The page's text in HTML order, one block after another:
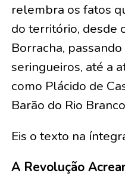
relembra os fatos
do território, desde
Borracha,
seringueiros, até a
como Plácido de
Barão do Rio
Eis o texto na
A Revolução